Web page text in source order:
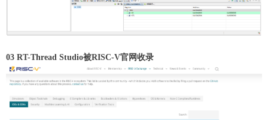
03 RT-Thread Studio被RISC-V官网收录